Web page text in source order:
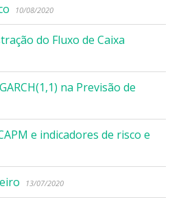
10/08/2020
do Fluxo de Caixa
na Previsão de
e indicadores de risco e
13/07/2020